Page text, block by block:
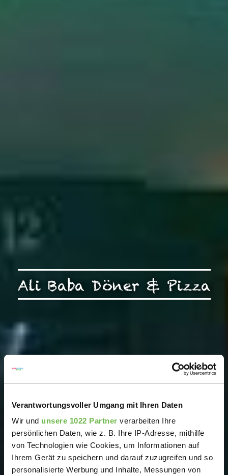
Verantwortungsvoller Umgang mit Ihren Daten
Wir und unsere 1022 Partner verarbeiten Ihre
persönlichen Daten, wie z. B. Ihre IP-Adresse, mithilfe
von Technologien wie Cookies, um Informationen auf
Ihrem Gerät zu speichern und darauf zuzugreifen und so
personalisierte Werbung und Inhalte, Messungen von
Ali Baba Döner & Pizza